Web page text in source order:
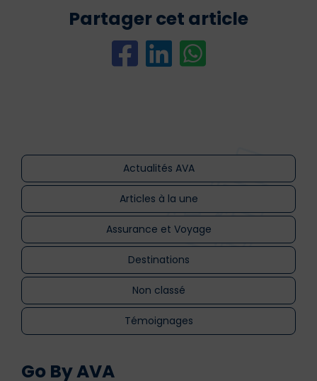
Partager cet article
Actualités AVA
Articles à la une
Assurance et Voyage
Destinations
Non classé
Témoignages
Go By AVA